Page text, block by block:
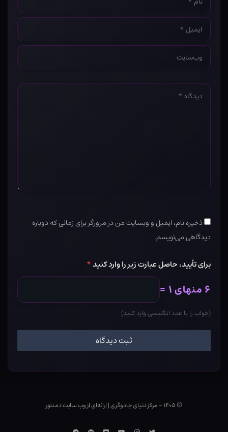
*
ایمیل
*
وب‌سایت
*
دیدگاه
ذخیره نام، ایمیل و وبسایت من در مرورگر برای زمانی که دوباره
دیدگاهی می‌نویسم.
برای تأیید، حاصل عبارت زیر را وارد کنید*
۶ منهای ۱ =
(جواب را با عدد انگلیسی وارد کنید)
© ۱۴۰۵ - مرکز دنیای جادوگری |ارائه‌ای از وب ‌سایت دمنتور